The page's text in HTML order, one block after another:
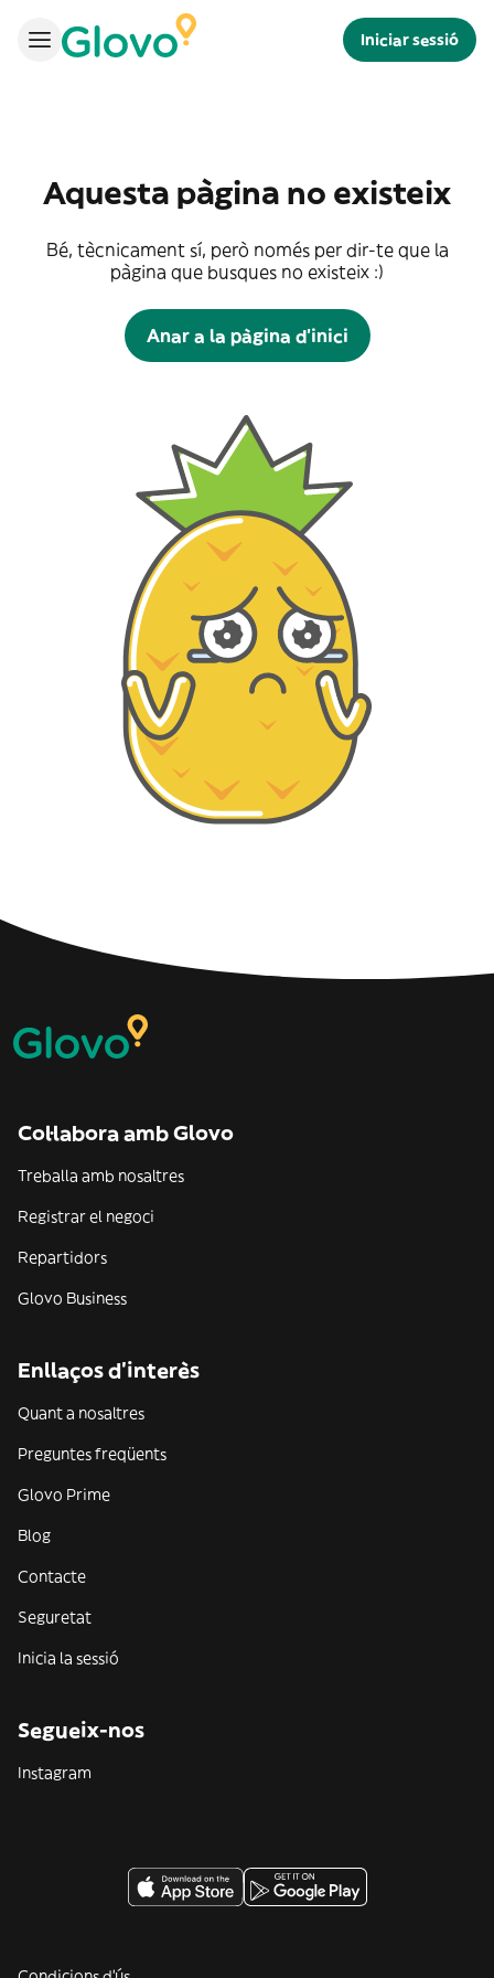
Iniciar sessió
Aquesta pàgina no existeix
Bé, tècnicament sí, però només per dir-te que la
pàgina que busques no existeix :)
Anar a la pàgina d'inici
Col·labora amb Glovo
Treballa amb nosaltres
Registrar el negoci
Repartidors
Glovo Business
Enllaços d'interès
Quant a nosaltres
Preguntes freqüents
Glovo Prime
Blog
Contacte
Seguretat
Inicia la sessió
Segueix-nos
Instagram